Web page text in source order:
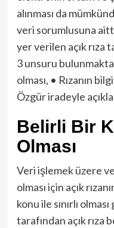
alınması da
veri sorumlusuna
yer verilen açık rıza
3 unsuru
olması, • Rızanın
Özgür iradeyle
Belirli Bir
Olması
Veri işlemek üzere
olması için açık
konu ile sınırlı
tarafından açık rıza